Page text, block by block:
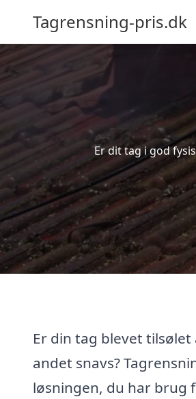
Tagrensning-pris.dk
Er dit tag i god
Er din tag blevet tilsølet
andet snavs?
løsningen, du har brug